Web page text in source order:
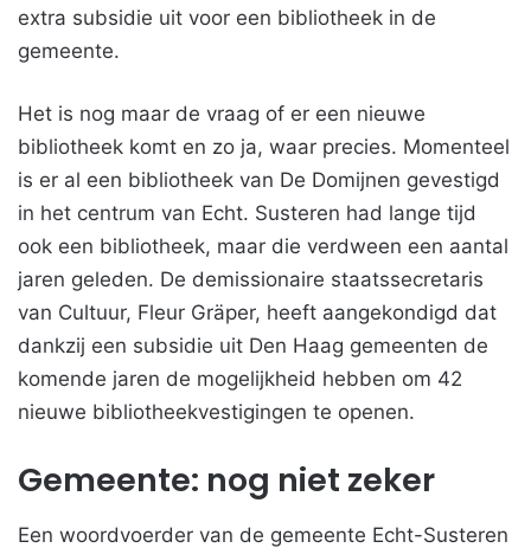
extra subsidie uit voor een bibliotheek in de
gemeente.
Het is nog maar de vraag of er een nieuwe
bibliotheek komt en zo ja, waar precies. Momenteel
is er al een bibliotheek van De Domijnen gevestigd
in het centrum van Echt. Susteren had lange tijd
ook een bibliotheek, maar die verdween een aantal
jaren geleden. De demissionaire staatssecretaris
van Cultuur, Fleur Gräper, heeft aangekondigd dat
dankzij een subsidie uit Den Haag gemeenten de
komende jaren de mogelijkheid hebben om 42
nieuwe bibliotheekvestigingen te openen.
Gemeente: nog niet zeker
Een woordvoerder van de gemeente Echt-Susteren